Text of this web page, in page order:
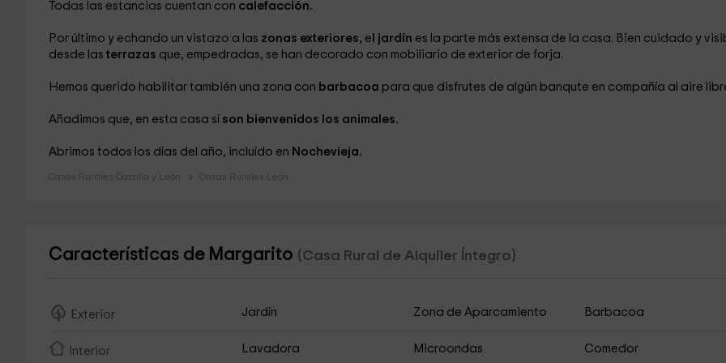
Todas las estancias cuentan con calefacción.
Por último y echando un vistazo a las zonas exteriores, e l jardín es la parte más extensa de la casa. Bien cuidado y
desde las terrazas que, empedradas, se han decorado con mobiliario de exterior de forja.
Hemos querido habilitar también una zona con barbacoa para que disfrutes de algún banqute en compañía al aire
Añadimos que, en esta casa sí son bienvenidos los animales.
Abrimos todos los días del año, incluído en Nochevieja.
Casas Rurales Castilla y León Casas Rurales León
Características de Margarito (Casa Rural de Alquiler Íntegro)
Exterior Jardín Zona de Aparcamiento Barbacoa
Interior Lavadora Microondas
Comedor